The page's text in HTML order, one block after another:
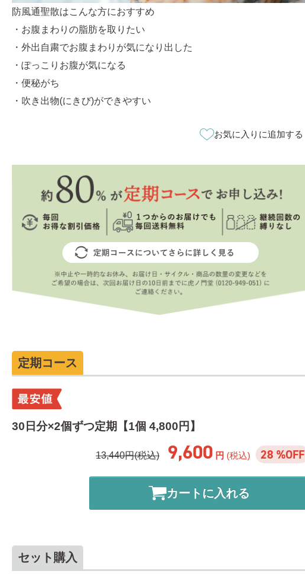
防風通聖散はこんな方におすすめ
・お腹まわりの脂肪を取りたい
・外出自粛でお腹まわりが気になり出した
・ぽっこりお腹が気になる
・便秘がち
・吹き出物(にきび)ができやすい
お気に入りに追加する
定期コース
30日分×2個ずつ定期【1個 4,800円】
13,440円(税込) 9,600 円 (税込) 28 %OFF
カートに入れる
セット購入